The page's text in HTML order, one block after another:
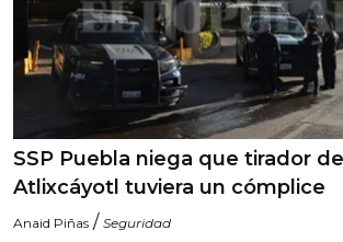
SSP Puebla niega que tirador
Atlixcáyotl tuviera un cómplice
Anaid Piñas / Seguridad